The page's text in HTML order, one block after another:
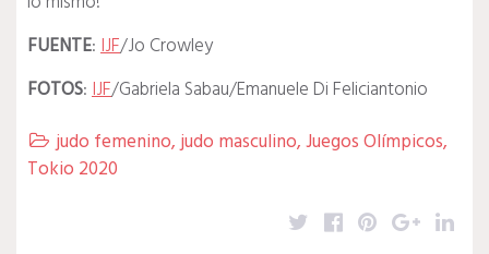
FUENTE:IJF/Jo Crowley
FOTOS:IJF/Gabriela Sabau/Emanuele Di Feliciantonio
 judo femenino,judo masculino,Juegos Olímpicos,
Tokio 2020
Twitter
Facebook
Pinterest